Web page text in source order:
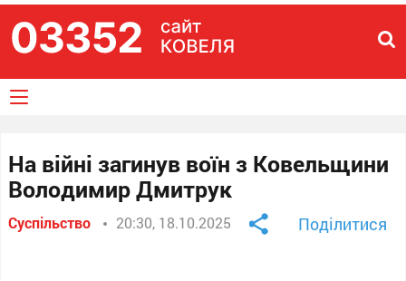
На війні загинув воїн з Ковельщини
Володимир Дмитрук
Суспільство 20:30, 18.10.2025 Поділитися